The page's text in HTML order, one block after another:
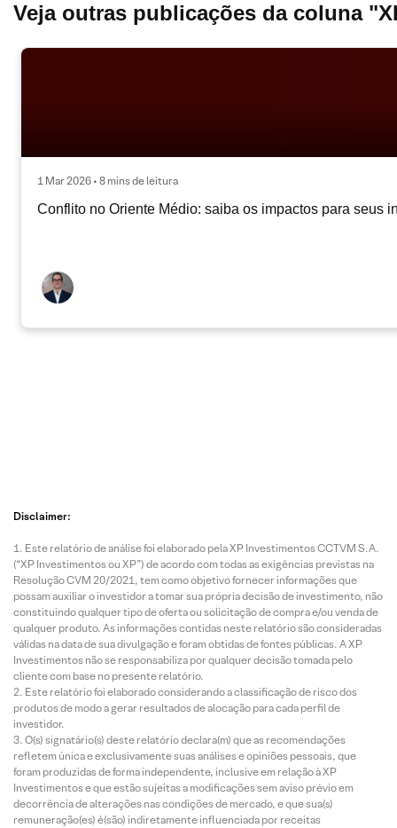
Veja outras publicações da coluna
1 Mar 2026 • 8 mins de leitura
Conflito no Oriente Médio: saiba os impactos para seus
Disclaimer:
Este relatório de análise foi elaborado pela XP Investimentos CCTVM S.A.
(“XP Investimentos ou XP”) de acordo com todas as exigências previstas na
Resolução CVM 20/2021, tem como objetivo fornecer informações que
possam auxiliar o investidor a tomar sua própria decisão de investimento, não
constituindo qualquer tipo de oferta ou solicitação de compra e/ou venda de
qualquer produto. As informações contidas neste relatório são consideradas
válidas na data de sua divulgação e foram obtidas de fontes públicas. A XP
Investimentos não se responsabiliza por qualquer decisão tomada pelo
cliente com base no presente relatório.
Este relatório foi elaborado considerando a classificação de risco dos
produtos de modo a gerar resultados de alocação para cada perfil de
investidor.
O(s) signatário(s) deste relatório declara(m) que as recomendações
refletem única e exclusivamente suas análises e opiniões pessoais, que
foram produzidas de forma independente, inclusive em relação à XP
Investimentos e que estão sujeitas a modificações sem aviso prévio em
decorrência de alterações nas condições de mercado, e que sua(s)
remuneração(es) é(são) indiretamente influenciada por receitas